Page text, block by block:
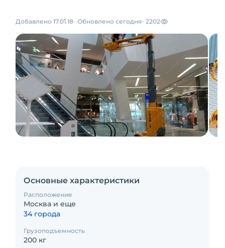
Добавлено 17.01.18 Обновлено сегодня 2202
Основные характеристики
Расположение
Москва и еще
34 города
Грузоподъемность
200 кг